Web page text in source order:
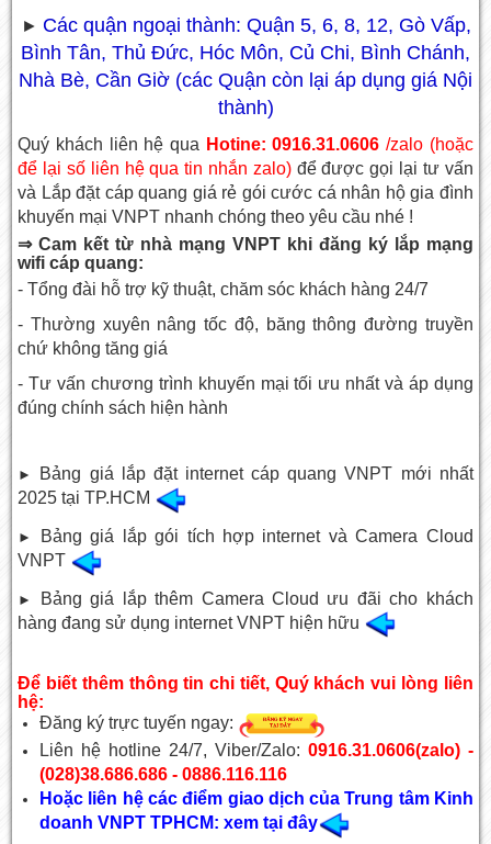
► Các quận ngoại thành: Quận 5, 6, 8, 12, Gò Vấp,
Bình Tân, Thủ Đức, Hóc Môn, Củ Chi, Bình Chánh,
Nhà Bè, Cần Giờ (các Quận còn lại áp dụng giá Nội
thành)
Quý khách liên hệ qua Hotine: 0916.31.0606 /zalo (hoặc
để lại số liên hệ qua tin nhắn zalo) để được gọi lại tư vấn
và Lắp đặt cáp quang giá rẻ gói cước cá nhân hộ gia đình
khuyến mại VNPT nhanh chóng theo yêu cầu nhé !
⇒ Cam kết từ nhà mạng VNPT khi đăng ký lắp mạng
wifi cáp quang:
- Tổng đài hỗ trợ kỹ thuật, chăm sóc khách hàng 24/7
- Thường xuyên nâng tốc độ, băng thông đường truyền
chứ không tăng giá
- Tư vấn chương trình khuyến mại tối ưu nhất và áp dụng
đúng chính sách hiện hành
►
Bảng giá lắp đặt internet cáp quang VNPT mới nhất
2025 tại TP.HCM
►
Bảng giá lắp gói tích hợp internet và Camera Cloud
VNPT
►
Bảng giá lắp thêm Camera Cloud ưu đãi cho khách
hàng đang sử dụng internet VNPT hiện hữu
Để biết thêm thông tin chi tiết, Quý khách vui lòng liên
hệ:
Đăng ký trực tuyến ngay:
Liên hệ hotline 24/7, Viber/Zalo: 0916.31.0606(zalo) -
(028)38.686.686 - 0886.116.116
Hoặc liên hệ các điểm giao dịch của Trung tâm Kinh
doanh VNPT TPHCM: xem tại đây